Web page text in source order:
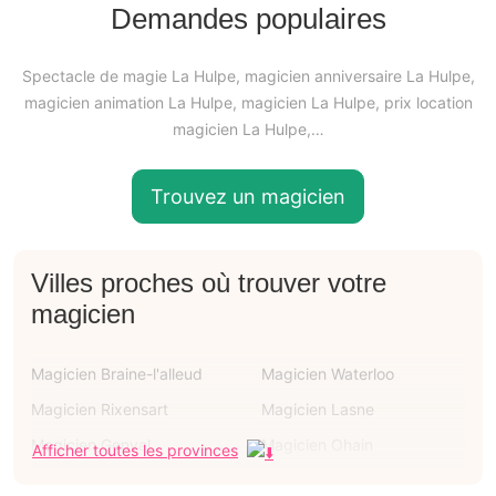
Demandes populaires
Spectacle de magie La Hulpe, magicien anniversaire La Hulpe,
magicien animation La Hulpe, magicien La Hulpe, prix location
magicien La Hulpe,…
Trouvez un magicien
Villes proches où trouver votre
magicien
Magicien Braine-l'alleud
Magicien Waterloo
Magicien Rixensart
Magicien Lasne
Magicien Genval
Magicien Ohain
Afficher toutes les provinces